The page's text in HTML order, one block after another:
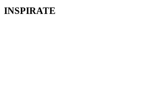
INSPIRATE